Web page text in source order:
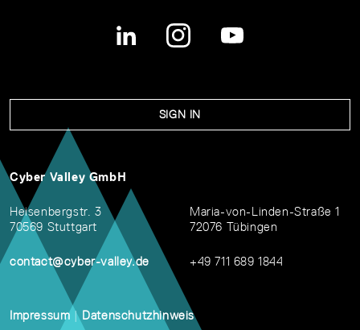
SIGN IN
Cyber Valley GmbH
Heisenbergstr. 3
70569 Stuttgart
contact@cyber-valley.de
Maria-von-Linden-Straße 1
72076 Tübingen
+49 711 689 1844
Impressum | Datenschutzhinweis